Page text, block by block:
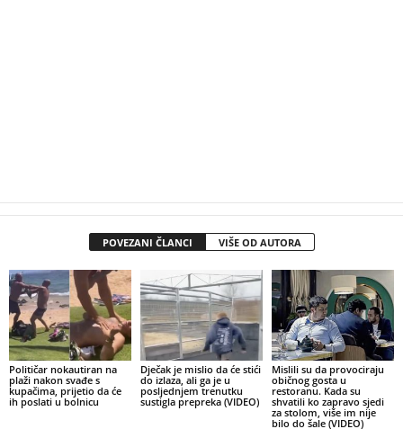
POVEZANI ČLANCI VIŠE OD AUTORA
Političar nokautiran na
plaži nakon svađe s
kupačima, prijetio da će
ih poslati u bolnicu
Dječak je mislio da će stići
do izlaza, ali ga je u
posljednjem trenutku
sustigla prepreka (VIDEO)
Mislili su da provociraju
običnog gosta u
restoranu. Kada su
shvatili ko zapravo sjedi
za stolom, više im nije
bilo do šale (VIDEO)